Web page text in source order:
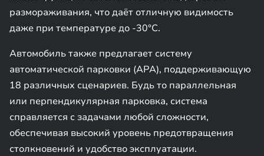
размораживания, что даёт отличную видимость
даже при температуре до -30°C.
Автомобиль также предлагает систему
автоматической парковки (APA), поддерживающую
18 различных сценариев. Будь то параллельная
или перпендикулярная парковка, система
справляется с задачами любой сложности,
обеспечивая высокий уровень предотвращения
столкновений и удобство эксплуатации.